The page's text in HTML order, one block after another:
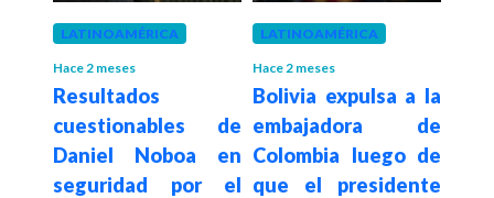
LATINOAMÉRICA
Hace 2 meses
Resultados
cuestionables de
Daniel Noboa en
seguridad por el
LATINOAMÉRICA
Hace 2 meses
Bolivia expulsa a la
embajadora de
Colombia luego de
que el presidente